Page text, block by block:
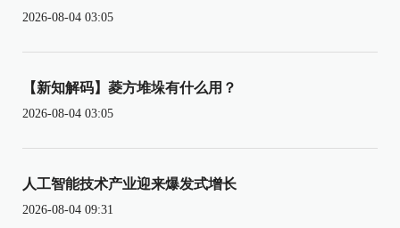
2026-08-04 03:05
【新知解码】菱方堆垛有什么用？
2026-08-04 03:05
人工智能技术产业迎来爆发式增长
2026-08-04 09:31